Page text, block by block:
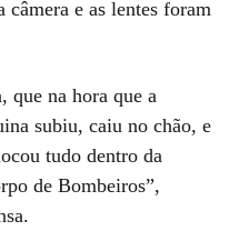
câmera e as lentes foram
que na hora que a
subiu, caiu no chão, e
tudo dentro da
de Bombeiros”,